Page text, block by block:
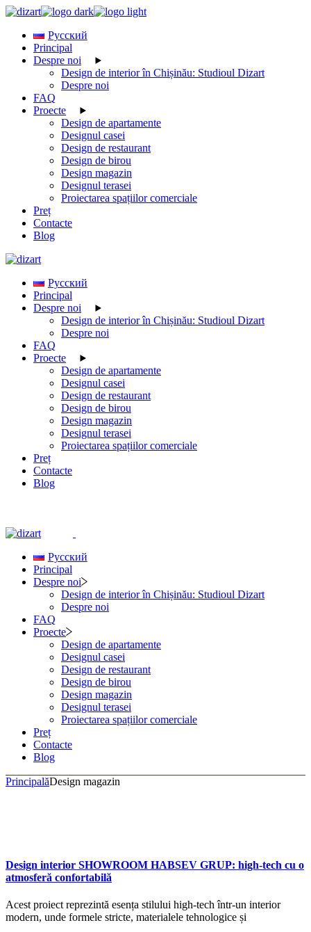
Skip
content
Русский
Principal
Despre noi
Design de interior în Chișinău: Studioul Dizart
Despre noi
FAQ
Proecte
Design de apartamente
Designul casei
Design de restaurant
Design de birou
Design magazin
Designul terasei
Proiectarea spațiilor comerciale
Preț
Contacte
Blog
Русский
Principal
Despre noi
Design de interior în Chișinău: Studioul Dizart
Despre noi
FAQ
Proecte
Design de apartamente
Designul casei
Design de restaurant
Design de birou
Design magazin
Designul terasei
Proiectarea spațiilor comerciale
Preț
Contacte
Blog
Русский
Principal
Despre noi
Design de interior în Chișinău: Studioul Dizart
Despre noi
FAQ
Proecte
Design de apartamente
Designul casei
Design de restaurant
Design de birou
Design magazin
Designul terasei
Proiectarea spațiilor comerciale
Preț
Contacte
Blog
PrincipalăDesign magazin
Design interior SHOWROOM HABSEV GRUP: high-tech cu o
atmosferă confortabilă
Acest proiect reprezintă esența stilului high-tech într-un interior
modern, unde formele stricte, materialele tehnologice și